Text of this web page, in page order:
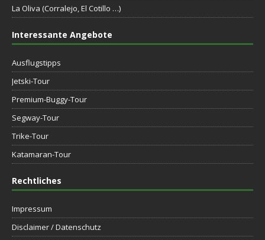
La Oliva (Corralejo, El Cotillo …)
Interessante Angebote
Ausflugstipps
Jetski-Tour
Premium-Buggy-Tour
Segway-Tour
Trike-Tour
Katamaran-Tour
Rechtliches
Impressum
Disclaimer / Datenschutz